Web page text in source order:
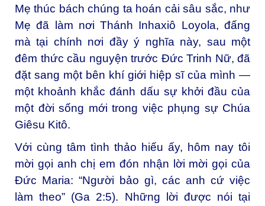
Mẹ thúc bách chúng ta hoán cải sâu sắc, như
Mẹ đã làm nơi Thánh Inhaxiô Loyola, đấng
mà tại chính nơi đầy ý nghĩa này, sau một
đêm thức cầu nguyện trước Đức Trinh Nữ, đã
đặt sang một bên khí giới hiệp sĩ của mình —
một khoảnh khắc đánh dấu sự khởi đầu của
một đời sống mới trong việc phụng sự Chúa
Giêsu Kitô.
Với cùng tâm tình thảo hiếu ấy, hôm nay tôi
mời gọi anh chị em đón nhận lời mời gọi của
Đức Maria: “Người bảo gì, các anh cứ việc
làm theo” (Ga 2:5). Những lời được nói tại